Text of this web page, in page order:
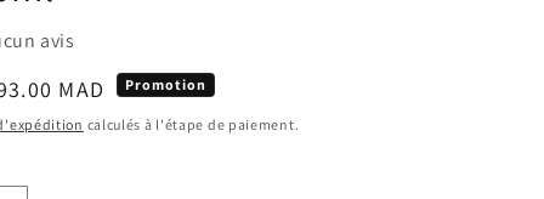
avis
MAD Promotion
calculés à l'étape de paiement.